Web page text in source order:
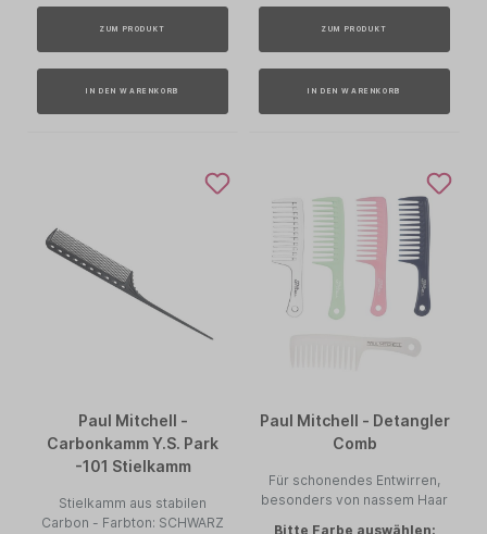
ZUM PRODUKT
IN DEN WARENKORB
ZUM PRODUKT
IN DEN WARENKORB
Paul Mitchell -
Carbonkamm Y.S. Park
-101 Stielkamm
Stielkamm aus stabilen
Carbon - Farbton: SCHWARZ
Paul Mitchell - Detangler
Comb
Für schonendes Entwirren,
besonders von nassem Haar
Bitte Farbe auswählen: